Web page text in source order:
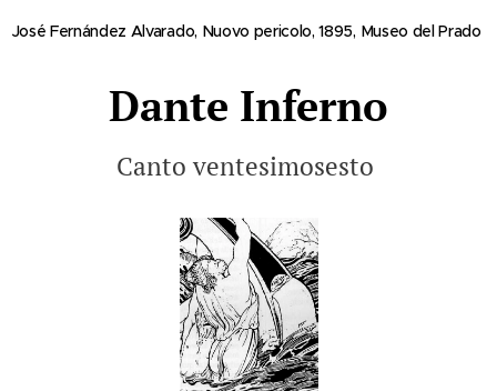
José Fernández Alvarado, Nuovo pericolo, 1895, Museo del Prado
Dante Inferno
Canto ventesimosesto